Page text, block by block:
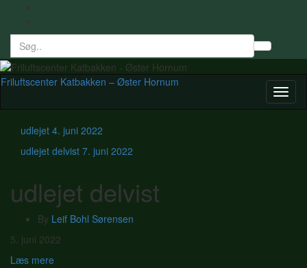
form
Search
for:
Friluftscenter Katbakken – Øster Hornum
udlejet 4. juni 2022
udlejet delvist 7. juni 2022
udlejet delvist
By Leif Bohl Sørensen
udlejet
5. juni 2022
Læs mere